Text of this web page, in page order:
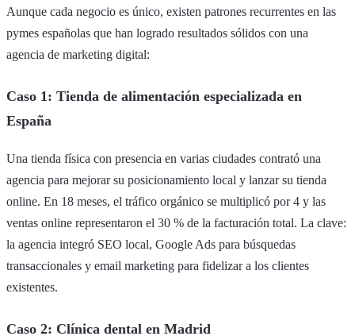
Aunque cada negocio es único, existen patrones recurrentes en las
pymes españolas que han logrado resultados sólidos con una
agencia de marketing digital:
Caso 1: Tienda de alimentación especializada en
España
Una tienda física con presencia en varias ciudades contrató una
agencia para mejorar su posicionamiento local y lanzar su tienda
online. En 18 meses, el tráfico orgánico se multiplicó por 4 y las
ventas online representaron el 30 % de la facturación total. La clave:
la agencia integró SEO local, Google Ads para búsquedas
transaccionales y email marketing para fidelizar a los clientes
existentes.
Caso 2: Clínica dental en Madrid